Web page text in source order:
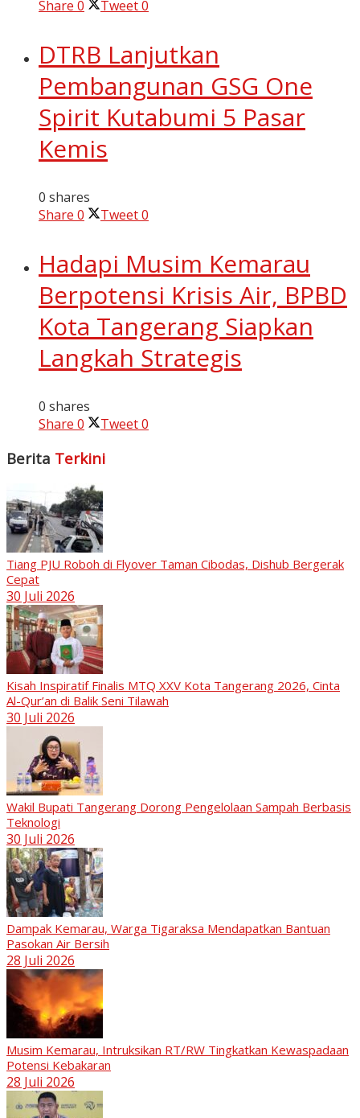
Share 0 Tweet0
DTRB Lanjutkan
Pembangunan GSG One
Spirit Kutabumi 5 Pasar
Kemis
0 shares
Share 0 Tweet0
Hadapi Musim Kemarau
Berpotensi Krisis Air, BPBD
Kota Tangerang Siapkan
Langkah Strategis
0 shares
Share 0 Tweet0
Berita Terkini
Tiang PJU Roboh di Flyover Taman Cibodas, Dishub Bergerak
Cepat
30 Juli 2026
Kisah Inspiratif Finalis MTQ XXV Kota Tangerang 2026, Cinta
Al-Qur’an di Balik Seni Tilawah
30 Juli 2026
Wakil Bupati Tangerang Dorong Pengelolaan Sampah Berbasis
Teknologi
30 Juli 2026
Dampak Kemarau, Warga Tigaraksa Mendapatkan Bantuan
Pasokan Air Bersih
28 Juli 2026
Musim Kemarau, Intruksikan RT/RW Tingkatkan Kewaspadaan
Potensi Kebakaran
28 Juli 2026